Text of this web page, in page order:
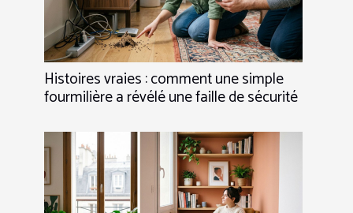
Histoires vraies : comment une simple
fourmilière a révélé une faille de sécurité